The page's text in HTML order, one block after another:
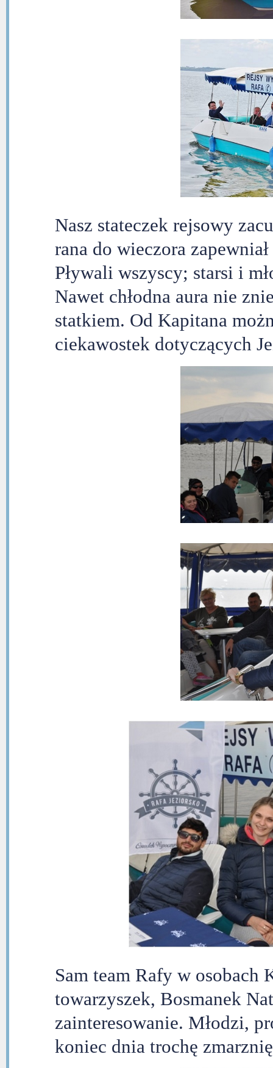
Nasz stateczek rejsowy
rana do wieczora
Pływali wszyscy; starsi i
Nawet chłodna aura nie
statkiem. Od Kapitana
ciekawostek dotyczących
Sam team Rafy w osobach
towarzyszek, Bosmanek
zainteresowanie. Młodzi,
koniec dnia trochę